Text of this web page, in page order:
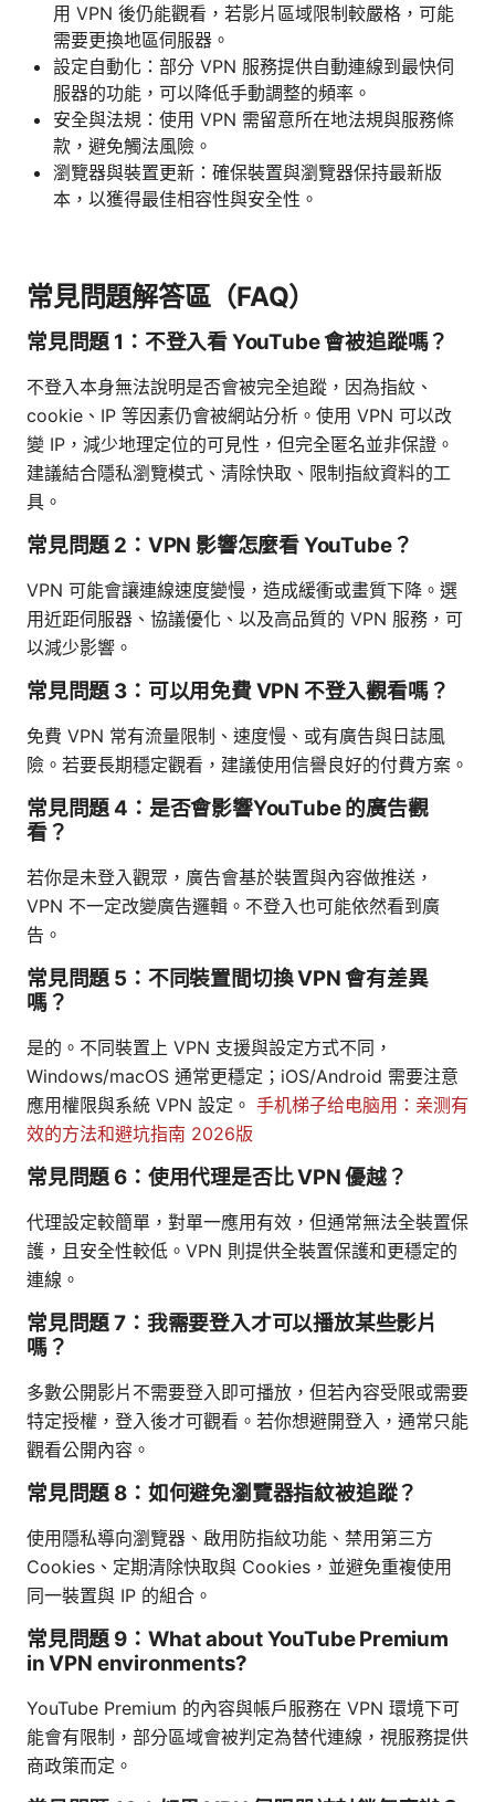
用 VPN 後仍能觀看，若影片區域限制較嚴格，可能
需要更換地區伺服器。
設定自動化：部分 VPN 服務提供自動連線到最快伺
服器的功能，可以降低手動調整的頻率。
安全與法規：使用 VPN 需留意所在地法規與服務條
款，避免觸法風險。
瀏覽器與裝置更新：確保裝置與瀏覽器保持最新版
本，以獲得最佳相容性與安全性。
常見問題解答區（FAQ）
常見問題 1：不登入看 YouTube 會被追蹤嗎？
不登入本身無法說明是否會被完全追蹤，因為指紋、
cookie、IP 等因素仍會被網站分析。使用 VPN 可以改
變 IP，減少地理定位的可見性，但完全匿名並非保證。
建議結合隱私瀏覽模式、清除快取、限制指紋資料的工
具。
常見問題 2：VPN 影響怎麼看 YouTube？
VPN 可能會讓連線速度變慢，造成緩衝或畫質下降。選
用近距伺服器、協議優化、以及高品質的 VPN 服務，可
以減少影響。
常見問題 3：可以用免費 VPN 不登入觀看嗎？
免費 VPN 常有流量限制、速度慢、或有廣告與日誌風
險。若要長期穩定觀看，建議使用信譽良好的付費方案。
常見問題 4：是否會影響YouTube 的廣告觀
看？
若你是未登入觀眾，廣告會基於裝置與內容做推送，
VPN 不一定改變廣告邏輯。不登入也可能依然看到廣
告。
常見問題 5：不同裝置間切換 VPN 會有差異
嗎？
是的。不同裝置上 VPN 支援與設定方式不同，
Windows/macOS 通常更穩定；iOS/Android 需要注意
應用權限與系統 VPN 設定。 手机梯子给电脑用：亲测有
效的方法和避坑指南 2026版
常見問題 6：使用代理是否比 VPN 優越？
代理設定較簡單，對單一應用有效，但通常無法全裝置保
護，且安全性較低。VPN 則提供全裝置保護和更穩定的
連線。
常見問題 7：我需要登入才可以播放某些影片
嗎？
多數公開影片不需要登入即可播放，但若內容受限或需要
特定授權，登入後才可觀看。若你想避開登入，通常只能
觀看公開內容。
常見問題 8：如何避免瀏覽器指紋被追蹤？
使用隱私導向瀏覽器、啟用防指紋功能、禁用第三方
Cookies、定期清除快取與 Cookies，並避免重複使用
同一裝置與 IP 的組合。
常見問題 9：What about YouTube Premium
in VPN environments?
YouTube Premium 的內容與帳戶服務在 VPN 環境下可
能會有限制，部分區域會被判定為替代連線，視服務提供
商政策而定。